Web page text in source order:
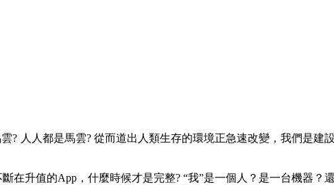
人都是馬雲? 從而道出人類生存的環境正急速改變，我們是建
升值的App，什麼時候才是完整? “我”是一個人？是一台機器？